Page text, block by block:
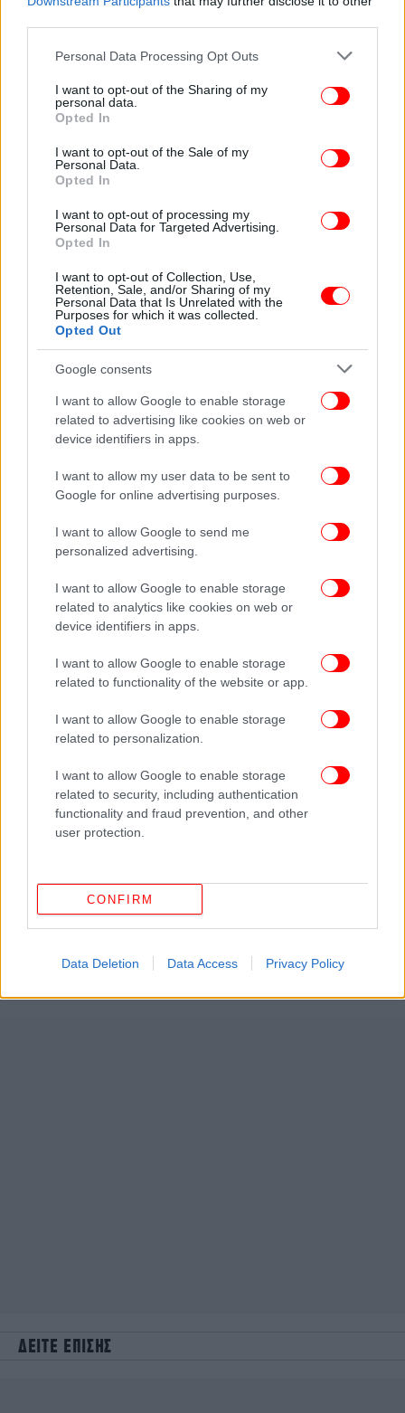
Please note that this website/app uses one or more Google
not limited to your visit or usage behaviour. You may click to
grant or deny consent to Google and its third-party tags to
use your data for below specified purposes in below Google
consent section.
Personal Data Processing Opt Outs
I want to opt-out of the Sharing of my
personal data.
Opted In
I want to opt-out of the Sale of my
Personal Data.
Opted In
I want to opt-out of processing my
Personal Data for Targeted Advertising.
Opted In
I want to opt-out of Collection, Use,
Retention, Sale, and/or Sharing of my
Personal Data that Is Unrelated with the
Purposes for which it was collected.
Opted Out
Google consents
I want to allow Google to enable storage
related to advertising like cookies on web or
device identifiers in apps.
I want to allow my user data to be sent to
Google for online advertising purposes.
I want to allow Google to send me
personalized advertising.
I want to allow Google to enable storage
related to analytics like cookies on web or
device identifiers in apps.
I want to allow Google to enable storage
related to functionality of the website or app.
I want to allow Google to enable storage
related to personalization.
I want to allow Google to enable storage
related to security, including authentication
functionality and fraud prevention, and other
user protection.
CONFIRM
Data Deletion Data Access Privacy Policy
Και μέχρι σήμερα η φράση αυτή χρησιμοποιείται
όταν κάποιος πάει να πει πράγματα πασίγνωστα
Από τον Πειραιά λοιπόν του 1834 και με την
φράση που σημαίνει «παρουσιάζω σαν καινούργιο
ή πρωτοποριακό κάτι που είναι ήδη πολύ γνωστό».
Πηγή Pireorama.gr
Ακολουθήστε το στο Google News
και μάθετε
πρώτοι όλες τις ειδήσεις
ΔΙΑΒΑΣΤΕ ΠΕΡΙΣΣΟΤΕΡΑ ΑΘΉΝΑ ΑΡΙΣΤΟΦΆΝΗΣ
ΚΟΥΚΟΥΒΆΓΙΑ
ΌΡΝΙΘΕΣ
ΌΘΩΝ ΦΡΆΣΗ ΚΟΜΊΖΩ
ΔΕΙΤΕ ΕΠΙΣΗΣ